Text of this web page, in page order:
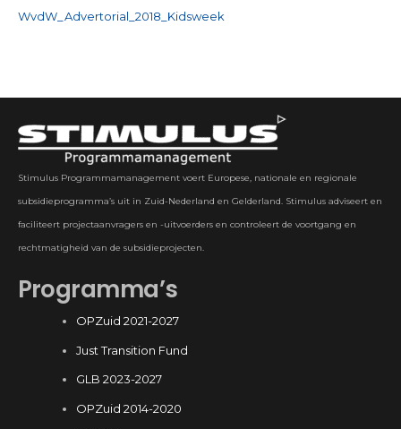
WvdW_Advertorial_2018_Kidsweek
Stimulus Programmamanagement voert Europese, nationale en regionale
subsidieprogramma’s uit in Zuid-Nederland en Gelderland. Stimulus adviseert en
faciliteert projectaanvragers en -uitvoerders en controleert de voortgang en
rechtmatigheid van de subsidieprojecten.
Programma’s
OPZuid 2021-2027
Just Transition Fund
GLB 2023-2027
OPZuid 2014-2020